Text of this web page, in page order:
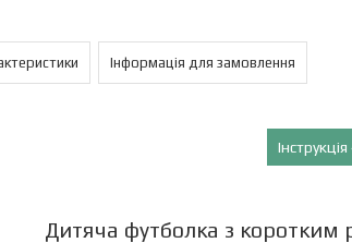
Інформація для замовлення
Дитяча футболка з коротким